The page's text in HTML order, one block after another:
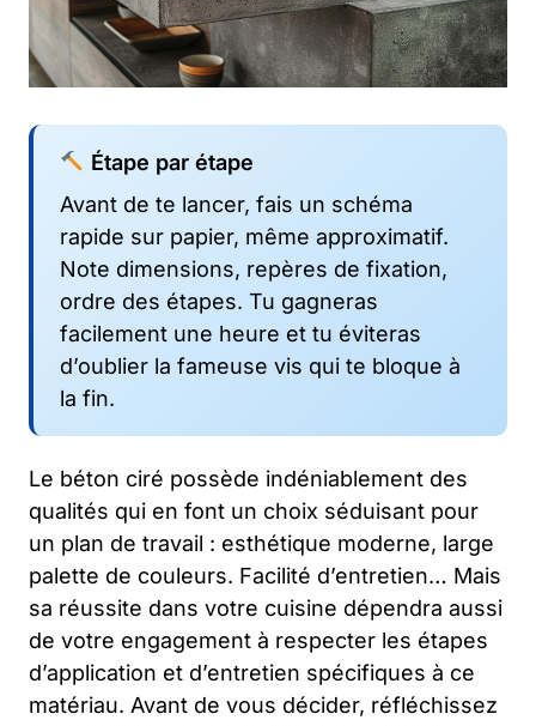
Étape par étape
Avant de te lancer, fais un schéma
rapide sur papier, même approximatif.
Note dimensions, repères de fixation,
ordre des étapes. Tu gagneras
facilement une heure et tu éviteras
d’oublier la fameuse vis qui te bloque à
la fin.
Le béton ciré possède indéniablement des
qualités qui en font un choix séduisant pour
un plan de travail : esthétique moderne, large
palette de couleurs. Facilité d’entretien… Mais
sa réussite dans votre cuisine dépendra aussi
de votre engagement à respecter les étapes
d’application et d’entretien spécifiques à ce
matériau. Avant de vous décider, réfléchissez